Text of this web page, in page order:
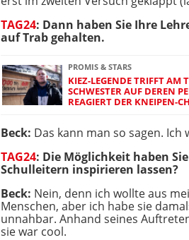
TAG24: Dann haben Sie Ihre
auf Trab gehalten.
PROMIS & STARS
KIEZ-LEGENDE TRIFFT AM
SCHWESTER AUF DEREN
REAGIERT DER KNEIPEN-
Beck: Das kann man so sagen.
TAG24: Die Möglichkeit haben
Schulleitern inspirieren lassen?
Beck: Nein, denn ich wollte aus
Menschen, aber ich habe sie
unnahbar. Anhand seines
sie war cool.